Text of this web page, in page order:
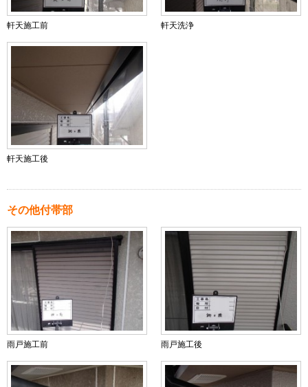
軒天施工前 軒天洗浄
軒天施工後
その他付帯部
雨戸施工前 雨戸施工後